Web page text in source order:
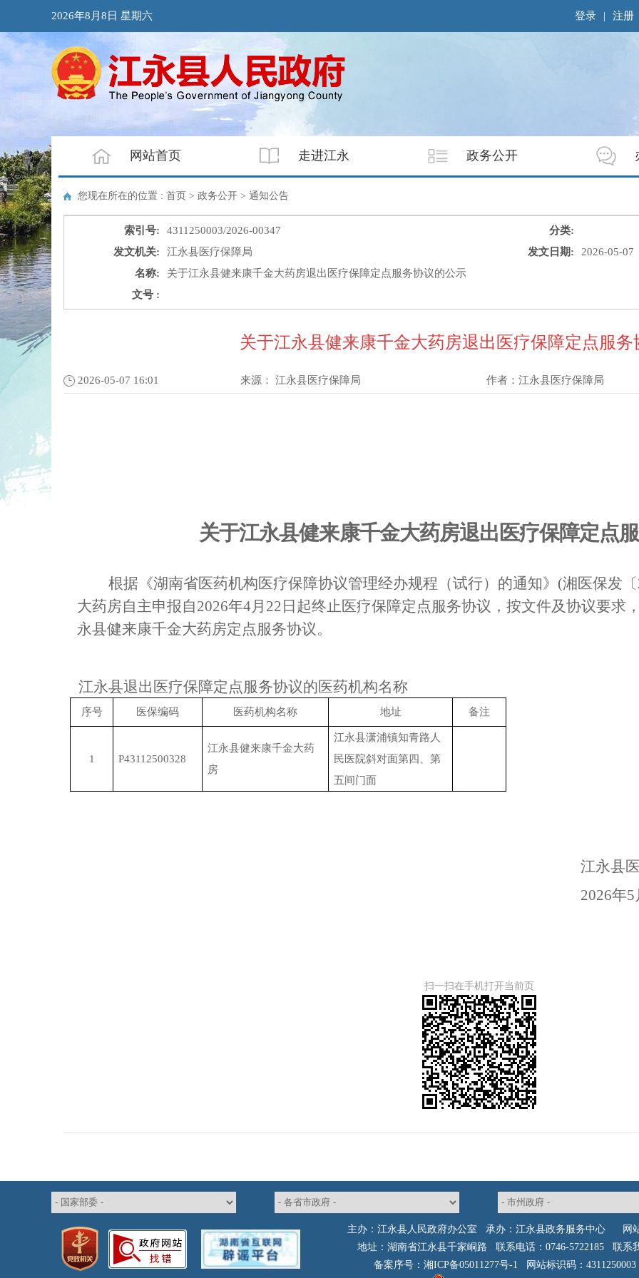
2026年8月8日 星期六 登录 | 注册
网站首页 走进江永 政务公开
您现在所在的位置 : 首页 > 政务公开 > 通知公告
索引号: 4311250003/2026-00347
分类:
发文机关:
江永县医疗保障局 发文日期:
2026-05-07
名称:
关于江永县健来康千金大药房退出医疗保障定点服务协议的公示
文号 :
关于江永县健来康千金大药房退出医疗保障定点服务
2026-05-07 16:01 来源： 江永县医疗保障局 作者： 江永县医疗保障局
关于江永县健来康千金大药房退出 医疗保障定点
根据《湖南省医药机构医疗保障协议管理经办规程 （试行）的通知》 (湘医保发〔
大药房自主申报自2026年4月22日起终止医疗保障定点服务协议 ，按文件及协议要求
永县健来康千金大药房定点服务协议。
江永县退出 医疗保障定点服务协议的医药机构名称
序号 医保编码 医药机构名称 地址 备注
1 P43112500328
江永县健来康千金大药
房
江永县潇浦镇知青路人
民医院斜对面第四、第
五间门面
江永县
2026年5
扫一扫在手机打开当前页
主办：江永县人民政府办公室 承办：江永县政务服务中心
网
地址：湖南省江永县千家峒路 联系电话：0746-5722185联系
备案序号：湘ICP备05011277号-1
网站标识码：4311250003